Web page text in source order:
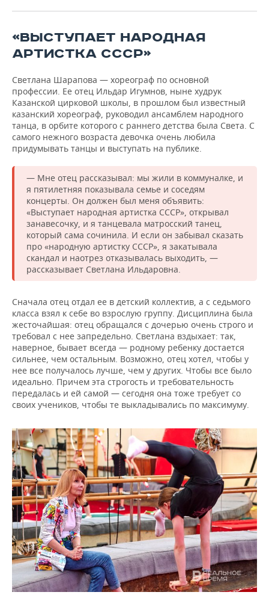
«ВЫСТУПАЕТ НАРОДНАЯ
АРТИСТКА СССР»
Светлана Шарапова — хореограф по основной
профессии. Ее отец Ильдар Игумнов, ныне худрук
Казанской цирковой школы, в прошлом был известный
казанский хореограф, руководил ансамблем народного
танца, в орбите которого с раннего детства была Света. С
самого нежного возраста девочка очень любила
придумывать танцы и выступать на публике.
— Мне отец рассказывал: мы жили в коммуналке, и
я пятилетняя показывала семье и соседям
концерты. Он должен был меня объявить:
«Выступает народная артистка СССР», открывал
занавесочку, и я танцевала матросский танец,
который сама сочинила. И если он забывал сказать
про «народную артистку СССР», я закатывала
скандал и наотрез отказывалась выходить, —
рассказывает Светлана Ильдаровна.
Сначала отец отдал ее в детский коллектив, а с седьмого
класса взял к себе во взрослую группу. Дисциплина была
жесточайшая: отец обращался с дочерью очень строго и
требовал с нее запредельно. Светлана вздыхает: так,
наверное, бывает всегда — родному ребенку достается
сильнее, чем остальным. Возможно, отец хотел, чтобы у
нее все получалось лучше, чем у других. Чтобы все было
идеально. Причем эта строгость и требовательность
передалась и ей самой — сегодня она тоже требует со
своих учеников, чтобы те выкладывались по максимуму.